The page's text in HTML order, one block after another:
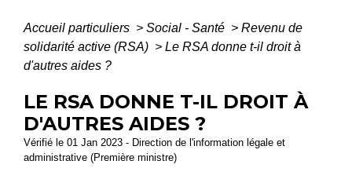
Accueil particuliers > Social - Santé > Revenu de
solidarité active (RSA) > Le RSA donne t-il droit à
d'autres aides ?
LE RSA DONNE T-IL DROIT À
D'AUTRES AIDES ?
Vérifié le 01 Jan 2023 - Direction de l'information légale et
administrative (Première ministre)